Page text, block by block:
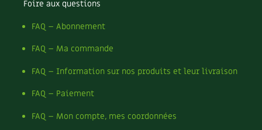
Entretien de la maison
Décoration et petit bricolage
Les plantes et leurs vertus
Soins et cosmétiques au naturel
Mieux consommer
Foire aux questions
FAQ – Abonnement
FAQ – Ma commande
FAQ – Information sur nos produits et leur livraison
FAQ – Paiement
FAQ – Mon compte, mes coordonnées